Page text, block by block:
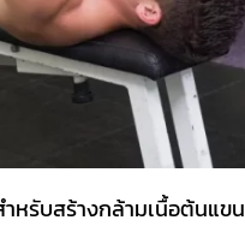
หรับสร้างกล้ามเนื้อต้นแขน